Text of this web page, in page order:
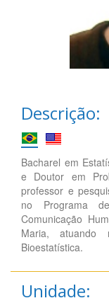
Descrição:
Bacharel em
e Doutor em
professor e
no Programa
Comunicação
Maria,
Bioestatística.
Unidade: